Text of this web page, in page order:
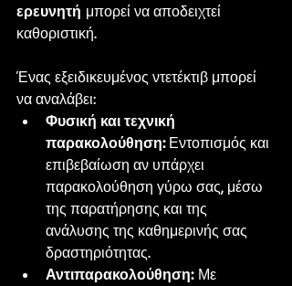
ερευνητή μπορεί να αποδειχτεί
καθοριστική.
Ένας εξειδικευμένος ντετέκτιβ μπορεί
να αναλάβει:
Φυσική και τεχνική
παρακολούθηση: Εντοπισμός και
επιβεβαίωση αν υπάρχει
παρακολούθηση γύρω σας, μέσω
της παρατήρησης και της
ανάλυσης της καθημερινής σας
δραστηριότητας.
Αντιπαρακολούθηση: Με